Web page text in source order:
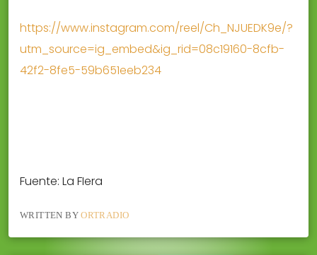
https://www.instagram.com/reel/Ch_NJUEDK9e/?
utm_source=ig_embed&ig_rid=08c19160-8cfb-
42f2-8fe5-59b651eeb234
Fuente: La FIera
WRITTEN BYORTRADIO